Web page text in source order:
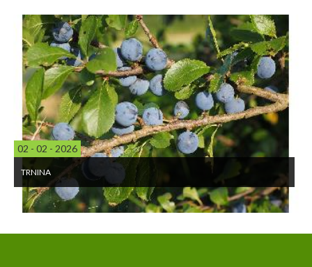
21 - 11 - 2025
PERGA U MEDU UPOTREBA